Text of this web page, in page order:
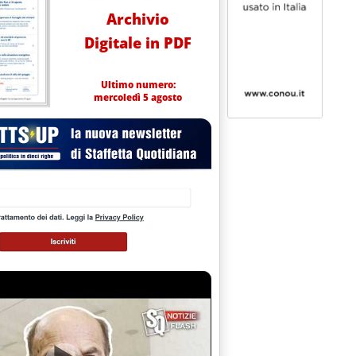
Archivio
Digitale in PDF
Ultimo numero:
mercoledì 5 agosto